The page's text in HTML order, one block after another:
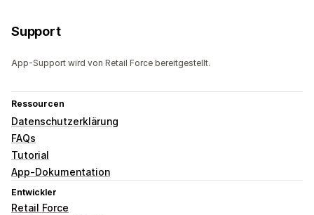
Support
App-Support wird von Retail Force bereitgestellt.
Ressourcen
Datenschutzerklärung
FAQs
Tutorial
App-Dokumentation
Entwickler
Retail Force